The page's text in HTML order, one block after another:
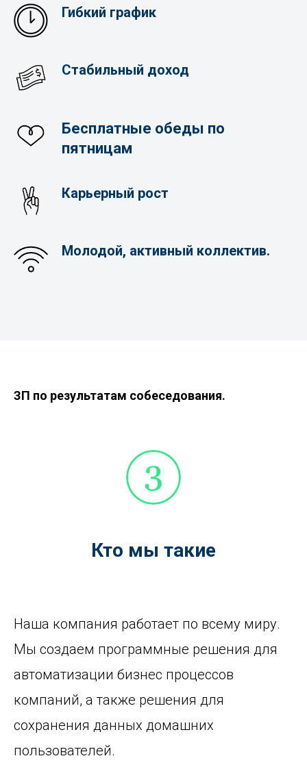
Гибкий график
Стабильный доход
Бесплатные обеды по
пятницам
Карьерный рост
Молодой, активный коллектив.
ЗП по результатам собеседования.
Кто мы такие
Наша компания работает по всему миру.
Мы создаем программные решения для
автоматизации бизнес процессов
компаний, а также решения для
сохранения данных домашних
пользователей.